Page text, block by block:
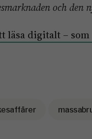
och den
läsa digitalt –